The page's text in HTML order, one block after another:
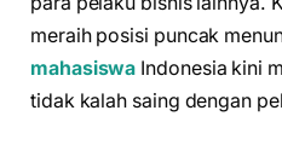
meraih posisi puncak
mahasiswa Indonesia kini
tidak kalah saing dengan